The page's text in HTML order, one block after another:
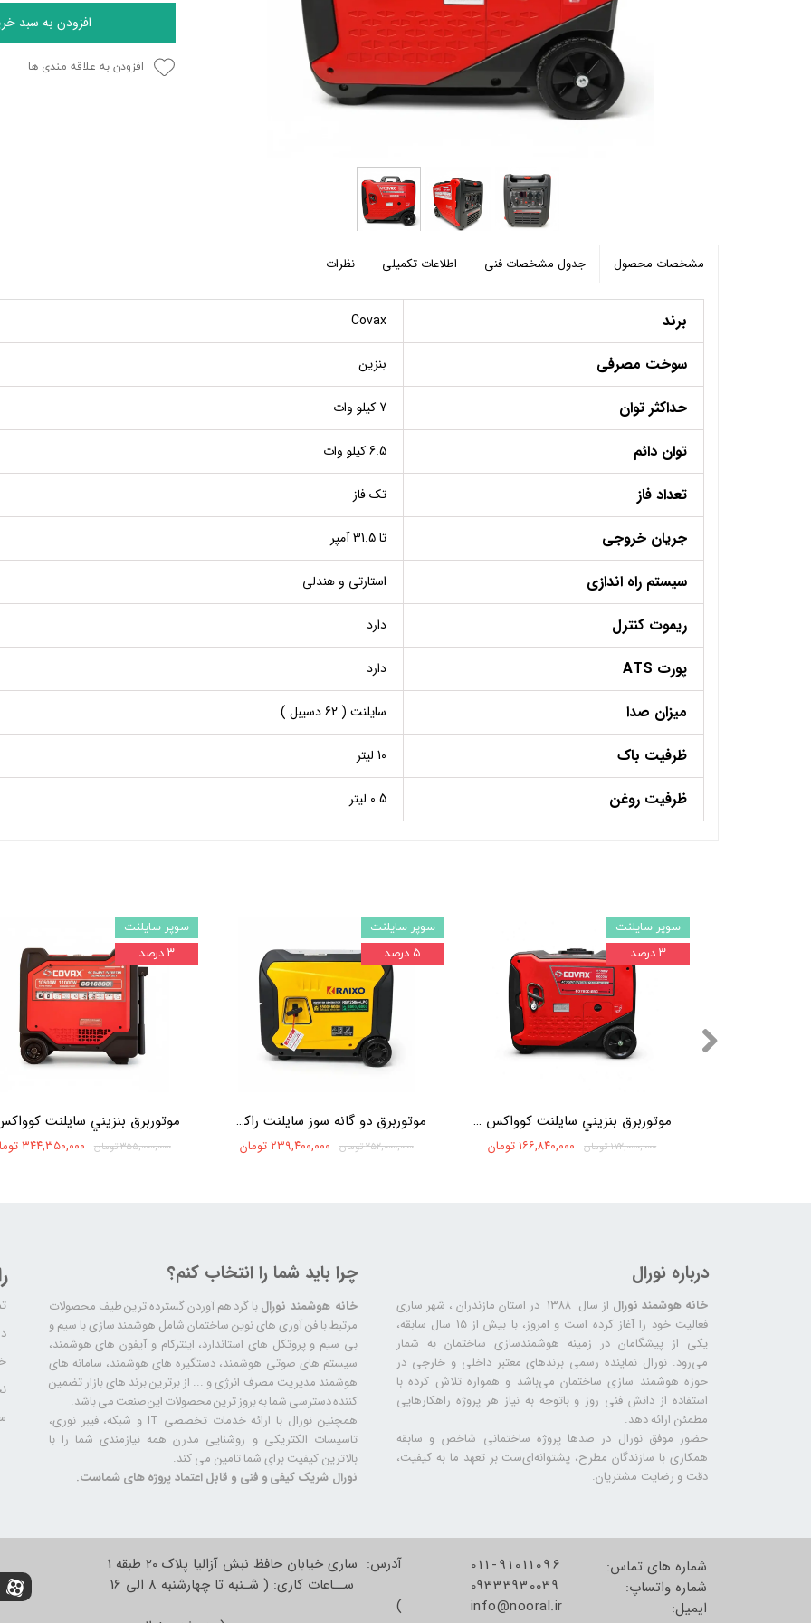
موتور و ریل پرده هوشمند
ماژول های سیستمی
افزودن به سبد
افزودن به علاقه مندی ها
مشخصات محصول جدول مشخصات فنی اطلاعات تکمیلی نظرات
برند Covax
سوخت مصرفی بنزین
حداکثر توان 7 کیلو وات
توان دائم 6.5 کیلو وات
تعداد فاز تک فاز
جریان خروجی تا 31.5 آمپر
سیستم راه اندازی استارتی و هندلی
ریموت کنترل دارد
پورت ATS دارد
میزان صدا سایلنت ( 62 دسیبل )
ظرفیت باک 10 لیتر
ظرفیت روغن 0.5 لیتر
۳۵۵,۰۰۰,۰۰۰ تومان ۳۴۴,۳۵۰,۰۰۰ تومان
سوپر سایلنت
۳ درصد
موتوربرق دو گانه سوز سایلنت راکسیو 6/5 کيلووات اينورتر Raixo RB7250ie+LPG
۲۵۲,۰۰۰,۰۰۰ تومان ۲۳۹,۴۰۰,۰۰۰ تومان
سوپر سایلنت
۵ درصد
موتوربرق بنزيني سایلنت کوواکس 6 کيلووات اينورتر COVAX CG7800I
۱۷۲,۰۰۰,۰۰۰ تومان ۱۶۶,۸۴۰,۰۰۰ تومان
سوپر سایلنت
۳ درصد
درباره نورال
خانه هوشمند نورال
از سال ۱۳۸۸ در استان مازندران ، شهر ساری
فعالیت خود را آغاز کرده است و امروز، با بیش از ۱۵ سال سابقه،
یکی از پیشگامان در زمینه هوشمندسازی ساختمان به شمار
می‌رود. نورال نماینده رسمی برندهای معتبر داخلی و خارجی در
حوزه هوشمند سازی ساختمان می‌باشد و همواره تلاش کرده با
استفاده از دانش فنی روز و باتوجه به نیاز هر پروژه راهکارهایی
مطمئن ارائه دهد.
حضور موفق نورال در صدها پروژه‌ ساختمانی شاخص و سابقه
همکاری با سازندگان مطرح، پشتوانه‌ای‌ست بر تعهد ما به کیفیت،
دقت و رضایت مشتریان.
چرا باید شما را انتخاب کنم؟
خانه هوشمند نورالبا گرد هم آوردن گسترده ترین طیف محصولات
مرتبط با فن آوری های نوین ساختمان شامل هوشمند سازی با سیم و
بی سیم و پروتکل های استاندارد، اینترکام و آیفون های هوشمند،
سیستم های صوتی هوشمند، دستگیره های هوشمند، سامانه های
هوشمند مدیریت مصرف انرژی و ... از برترین برند های بازار تضمین
کننده دسترسی شما به بروز ترین محصولات این صنعت می باشد.
همچنین نورال با ارائه خدمات تخصصی IT و شبکه، فیبر نوری،
تاسیسات الکتریکی و روشنایی مدرن همه نیازمندی شما را با
بالاترین کیفیت برای شما تامین می کند.
نورال شریک کیفی و فنی و قابل اعتماد پروژه های شماست.
شماره های تماس:
شماره واتساپ:
​​​​​​​ایمیل:
011-91011096
09333930039
info@nooral.ir
آدرس: ساری خیابان حافظ نبش آزالیا پلاک 20 طبقه 1
ســاعات کاری: ( شـنبه تا چهارشنبه 8 الی 16
)